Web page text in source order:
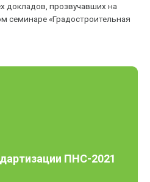
докладов, прозвучавших на
семинаре «Градостроительная
ПНС-2021